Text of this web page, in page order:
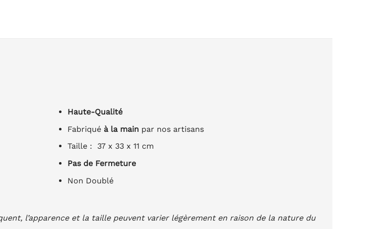
Haute-Qualité
Fabriqué à la mainpar nos artisans
Taille : 37 x 33 x 11 cm
Pas de Fermeture
Non Doublé
l’apparence et la taille peuvent varier légèrement en raison de la nature du